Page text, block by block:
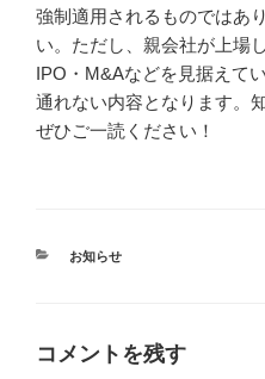
強制適用されるものではあ
い。ただし、親会社が上場
IPO・M&Aなどを見据えて
通れない内容となります。
ぜひご一読ください！
カ
お知らせ
コメントを残す